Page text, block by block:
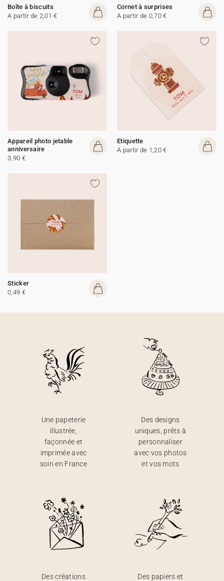
Boîte à biscuits
A partir de 2,01 €
Cornet à surprises
A partir de 0,70 €
Appareil photo jetable
anniversaire
3,90 €
Etiquette
A partir de 1,20 €
Sticker
0,49 €
Une papeterie
illustrée,
façonnée et
imprimée avec
soin en France
Des designs
uniques, prêts à
personnaliser
avec vos photos
et vos mots
Des créations
Des papiers et